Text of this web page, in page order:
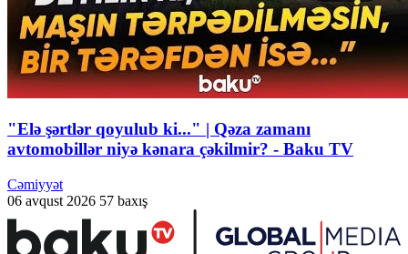
"Elə şərtlər qoyulub ki..." | Qəza zamanı
avtomobillər niyə kənara çəkilmir? - Baku TV
Cəmiyyət
06 avqust 2026 57 baxış